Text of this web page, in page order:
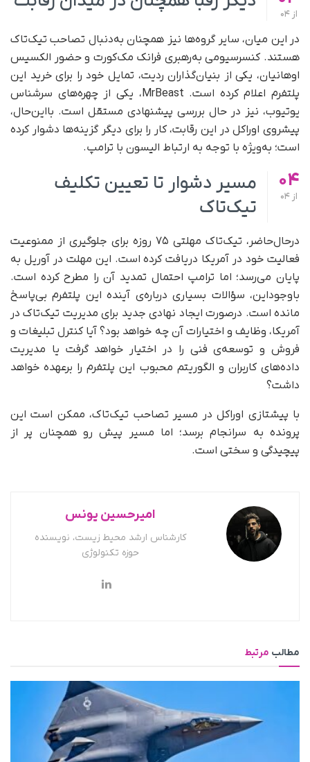
از 04
در این میان، سایر گروه‌ها نیز همچنان به‌دنبال تصاحب تیک‌تاک
هستند. کنسرسیومی به‌رهبری فرانک مک‌کورت و حضور الکسیس
اوهانیان، یکی از بنیان‌گذاران ردیت، تمایل خود را برای خرید این
پلتفرم اعلام کرده است. MrBeast، یکی از چهره‌های سرشناس
یوتیوب، نیز در حال بررسی پیشنهادی مستقل است. با‌این‌حال،
پیشروی اوراکل در این رقابت، کار را برای دیگر گزینه‌ها دشوار کرده
است؛ به‌ویژه با توجه به ارتباط الیسون با ترامپ.
04
از
مسیر دشوار تا تعیین تکلیف
تیک‌تاک
درحال‌حاضر، تیک‌تاک مهلتی ۷۵ روزه برای جلوگیری از ممنوعیت
فعالیت خود در آمریکا دریافت کرده است. این مهلت در آوریل به
پایان می‌رسد؛ اما ترامپ احتمال تمدید آن را مطرح کرده است.
باوجوداین، سؤالات بسیاری درباره‌ی آینده‌ این پلتفرم بی‌پاسخ
مانده است. درصورت ایجاد نهادی جدید برای مدیریت تیک‌تاک در
آمریکا، وظایف و اختیارات آن چه خواهد بود؟ آیا کنترل تبلیغات و
فروش و توسعه‌ی فنی را در اختیار خواهد گرفت یا مدیریت
داده‌های کاربران و الگوریتم محبوب این پلتفرم را بر‌عهده خواهد
داشت؟
با پیشتازی اوراکل در مسیر تصاحب تیک‌تاک، ممکن است این
پرونده به سرانجام برسد؛ اما مسیر پیش‌ رو همچنان پر از
پیچیدگی و سختی است.
امیرحسین یونس
کارشناس ارشد محیط زیست، نویسنده
حوزه تکنولوژی
مطالب مرتبط